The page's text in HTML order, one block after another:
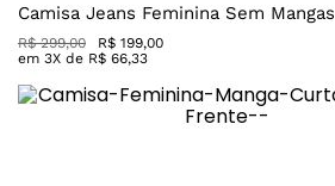
Camisa Jeans Feminina Sem Mangas
R$ 299,00 R$ 199,00
em 3X de R$ 66,33